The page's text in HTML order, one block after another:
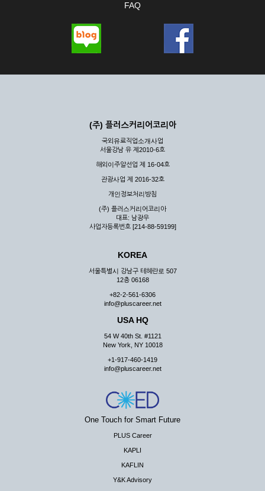
FAQ
(주) 플러스커리어코리아
국외유료직업소개사업
서울강남 유 제2010-6호
해외이주알선업 제 16-04호
관광사업 제 2016-32호
개인정보처리방침
(주) 플러스커리어코리아
대표: 남광우
사업자등록번호 [214-88-59199]
KOREA
서울특별시 강남구 테헤란로 507
12층 06168
+82-2-561-6306
info@pluscareer.net
USA HQ
54 W 40th St. #1121
New York, NY 10018
+1-917-460-1419
info@pluscareer.net
One Touch for Smart Future
PLUS Career
KAPLI
KAFLIN
Y&K Advisory